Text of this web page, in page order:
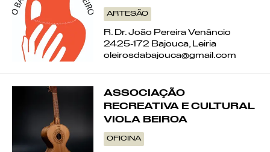
ARTESÃO
R. Dr. João Pereira Venâncio
2425-172 Bajouca, Leiria
oleirosdabajouca@gmail.com
ASSOCIAÇÃO
RECREATIVA E CULTURAL
VIOLA BEIROA
OFICINA